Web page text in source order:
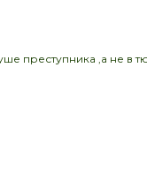
преступника ,а не в